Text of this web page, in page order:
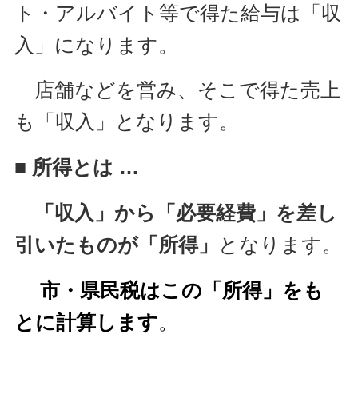
ト・アルバイト等で得た給与は「収
入」になります。
店舗などを営み、そこで得た売上
も「収入」となります。
■ 所得とは …
「収入」から「必要経費」を差し
引いたものが「所得」
となります。
市・県民税はこの「所得」をも
とに計算します。